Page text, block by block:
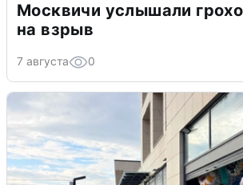
Москвичи услышали
на взрыв
7 августа 0